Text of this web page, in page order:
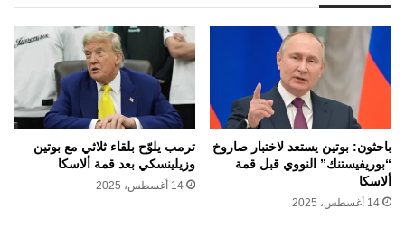
باحثون: بوتين يستعد لاختبار صاروخ
“بوريفيستنك” النووي قبل قمة
ألاسكا
14 أغسطس، 2025
ترمب يلوّح بلقاء ثلاثي مع بوتين
وزيلينسكي بعد قمة ألاسكا
14 أغسطس، 2025